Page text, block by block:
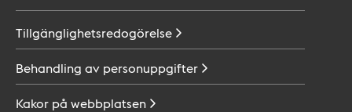
Tillgänglighetsredogörelse
Behandling av personuppgifter
Kakor på webbplatsen